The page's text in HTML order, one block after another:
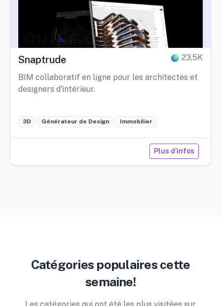
Snaptrude 23,5K
BIM collaboratif en ligne pour les architectes et
designers d'intérieur.
3D Générateur de Design Immobilier
Plus d'infos
Catégories populaires cette
semaine!
Les catégories qui ont été les plus visitées sur